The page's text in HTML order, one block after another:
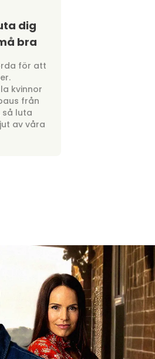
dig
bra
för att
kvinnor
från
så luta
av våra